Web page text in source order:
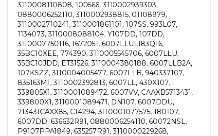
3110008110808, 100566, 3110002939303,
0880006252110, 3110002938815, 01108979,
3110002710241, 3110001861101, 107SS, 993L07,
1134073, 3110008088104, Y107DD, 107DD,
3110007750116, 1672051, 6007LLUL183Q16,
35BC10XEE, 774390, 3110005545706, 6007LLU,
35BC10JDD, ET31526, 3110004380188, 6007LLB2A,
107KSZZ, 3110004005477, 6007LLB, 940337107,
835163M1, 3110002392813, 6007LL, 430X107,
339805X1, 3110001089472, 6007VV, CAAXB5713431,
339800X1, 3110001089471, DN107, 6007DDU,
713431CAXX85, C14294, 3110001077575, 180107,
6007DD, 636632R91, 0880006254110, 60072NSL,
P9107PPA1849, 635257R91, 3110000229268,